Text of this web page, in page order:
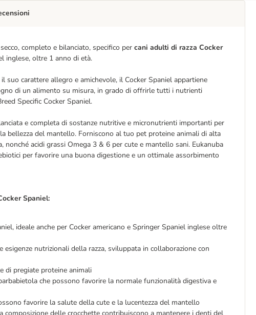
completo e bilanciato, specifico per cani adulti di razza Cocker
inglese, oltre 1 anno di età.
carattere allegro e amichevole, il Cocker Spaniel appartiene
di un alimento su misura, in grado di offrirle tutti i nutrienti
Specific Cocker Spaniel.
e completa di sostanze nutritive e micronutrienti importanti per
bellezza del mantello. Forniscono al tuo pet proteine animali di alta
acidi grassi Omega 3 & 6 per cute e mantello sani. Eukanuba
per favorire una buona digestione e un ottimale assorbimento
Spaniel:
ideale anche per Cocker americano e Springer Spaniel inglese oltre
esigenze nutrizionali della razza, sviluppata in collaborazione con
di pregiate proteine animali
che possono favorire la normale funzionalità digestiva e
favorire la salute della cute e la lucentezza del mantello